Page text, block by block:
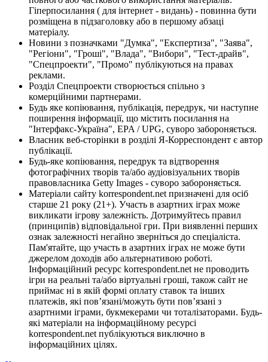
Гіперпосилання ( для інтернет - видань) - повинна бути
розміщена в підзаголовку або в першому абзаці
матеріалу.
Новини з позначками "Думка", "Експертиза", "Заява",
"Регіони", "Гроші", "Влада", "Вибори", "Тест-драйв",
"Спецпроекти", "Промо" публікуються на правах
реклами.
Розділ Спецпроекти створюється спільно з
комерційними партнерами.
Будь яке копіювання, публікація, передрук, чи наступне
поширення інформації, що містить посилання на
"Інтерфакс-Україна", EPA / UPG, суворо забороняється.
Власник веб-сторінки в розділі Я-Корреспондент є автор
публікації.
Будь-яке копіювання, передрук та відтворення
фотографічних творів та/або аудіовізуальних творів
правовласника Getty Images - суворо забороняється.
Матеріали сайту korrespondent.net призначені для осіб
старше 21 року (21+). Участь в азартних іграх може
викликати ігрову залежність. Дотримуйтесь правил
(принципів) відповідальної гри. При виявленні перших
ознак залежності негайно зверніться до спеціаліста.
Пам'ятайте, що участь в азартних іграх не може бути
джерелом доходів або альтернативою роботі.
Інформаційний ресурс korrespondent.net не проводить
ігри на реальні та/або віртуальні гроші, також сайт не
приймає ні в якій формі оплату ставок та інших
платежів, які пов’язані/можуть бути пов’язані з
азартними іграми, букмекерами чи тоталізаторами. Будь-
які матеріали на інформаційному ресурсі
korrespondent.net публікуються виключно в
інформаційних цілях.